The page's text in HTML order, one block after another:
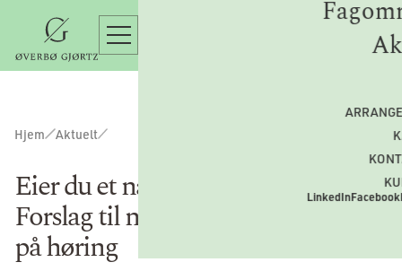
LinkedInFacebook
Hjem Aktuelt
Eier du et nasjonalt kulturminne?
Forslag til ny kulturmiljølov er ute
på høring